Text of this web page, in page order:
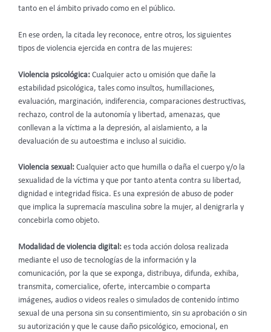
tanto en el ámbito privado como en el público.
En ese orden, la citada ley reconoce, entre otros, los siguientes
tipos de violencia ejercida en contra de las mujeres:
Violencia psicológica: Cualquier acto u omisión que dañe la
estabilidad psicológica, tales como insultos, humillaciones,
evaluación, marginación, indiferencia, comparaciones destructivas,
rechazo, control de la autonomía y libertad, amenazas, que
conllevan a la víctima a la depresión, al aislamiento, a la
devaluación de su autoestima e incluso al suicidio.
Violencia sexual: Cualquier acto que humilla o daña el cuerpo y/o la
sexualidad de la víctima y que por tanto atenta contra su libertad,
dignidad e integridad física. Es una expresión de abuso de poder
que implica la supremacía masculina sobre la mujer, al denigrarla y
concebirla como objeto.
Modalidad de violencia digital: es toda acción dolosa realizada
mediante el uso de tecnologías de la información y la
comunicación, por la que se exponga, distribuya, difunda, exhiba,
transmita, comercialice, oferte, intercambie o comparta
imágenes, audios o videos reales o simulados de contenido íntimo
sexual de una persona sin su consentimiento, sin su aprobación o sin
su autorización y que le cause daño psicológico, emocional, en